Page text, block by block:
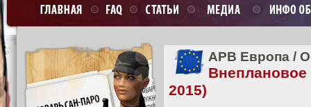
APB Европа /
2015)